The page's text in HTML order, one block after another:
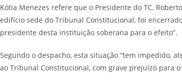
Kótia Menezes refere que o Presidente do TC,
edifício sede do Tribunal Constitucional, foi
presidente desta instituição soberana para o efeito”.
Segundo o despacho, esta situação “tem impedido,
ao Tribunal Constitucional, com grave prejuízo para